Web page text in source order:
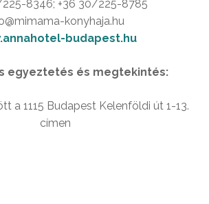
8346; +36 30/225-8785
konyhaja.hu
budapest.hu
egyeztetés és megtekintés:
a 1115 Budapest Kelenföldi út 1-13.
címen